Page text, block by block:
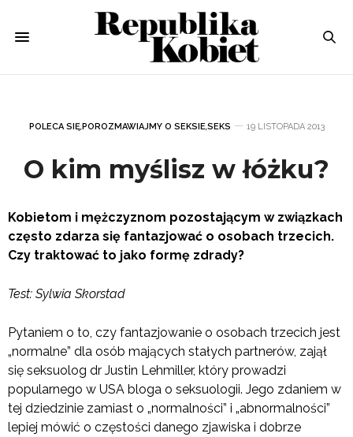
POLECA SIĘ,POROZMAWIAJMY O SEKSIE,SEKS 19 LISTOPADA 2013
O kim myślisz w łóżku?
Kobietom i mężczyznom pozostającym w związkach
często zdarza się fantazjować o osobach trzecich.
Czy traktować to jako formę zdrady?
Test: Sylwia Skorstad
Pytaniem o to, czy fantazjowanie o osobach trzecich jest
„normalne” dla osób mających stałych partnerów, zajął
się seksuolog dr Justin Lehmiller, który prowadzi
popularnego w USA bloga o seksuologii. Jego zdaniem w
tej dziedzinie zamiast o „normalności” i „abnormalności”
lepiej mówić o częstości danego zjawiska i dobrze